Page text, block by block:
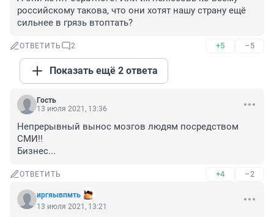
российскому такова, что они хотят нашу страну ещё
сильнее в грязь втоптать?
ОТВЕТИТЬ 2 +5 –5
Показать ещё 2 ответа
Гость
13 июля 2021, 13:36
Непрерывный вынос мозгов людям посредством
СМИ!!
Бизнес...
ОТВЕТИТЬ +4 –2
иргяывпмть
13 июля 2021, 13:21